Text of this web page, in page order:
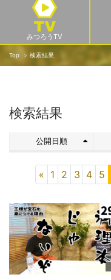
みつろうTV
Top 検索結果
検索結果
公開日順
« 1 2 3 4 5